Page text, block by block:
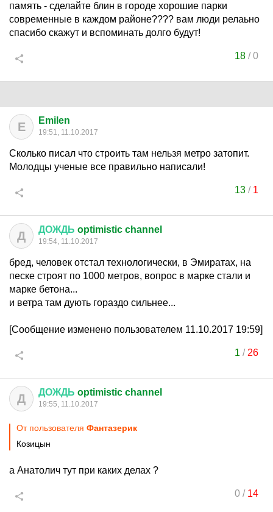
память - сделайте блин в городе хорошие парки
современные в каждом районе???? вам люди релаьно
спасибо скажут и вспоминать долго будут!
18 /0
E Emilen
19:51, 11.10.2017
Сколько писал что строить там нельзя метро затопит.
Молодцы ученые все правильно написали!
13 / 1
Д ДОЖДЬ optimistic channel
19:54, 11.10.2017
бред, человек отстал технологически, в Эмиратах, на
песке строят по 1000 метров, вопрос в марке стали и
марке бетона...
и ветра там дують гораздо сильнее...
[Сообщение изменено пользователем 11.10.2017 19:59]
1 / 26
Д ДОЖДЬ optimistic channel
19:55, 11.10.2017
От пользователя Фантазерик
Козицын
а Анатолич тут при каких делах ?
0 / 14